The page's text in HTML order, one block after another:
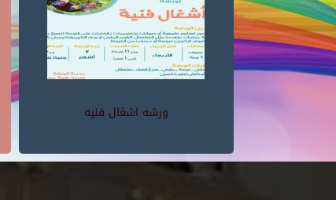
ورشه اشغال فنيه